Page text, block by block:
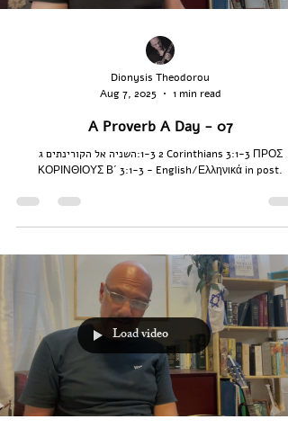
Dionysis Theodorou
Aug 7, 2025
1 min read
A Proverb A Day - 07
השניה אל הקורינתים‬ ג:‭1‬-‭3‬ 2 Corinthians‬ ‭3‬:‭1‬-‭3‬ ΠΡΟΣ
ΚΟΡΙΝΘΙΟΥΣ Β΄‬ ‭3‬:‭1‬-‭3 - English/Ελληνικά in post.
Load video